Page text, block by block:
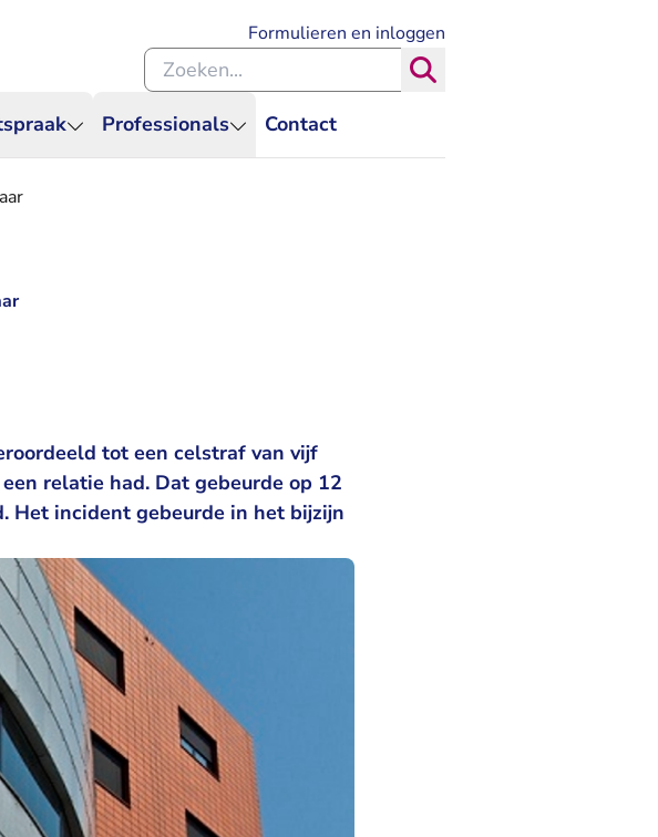
Professionals Contact
Formulieren en inloggen
Zoeken binnen de Rechtspraak
tot een celstraf van vijf
relatie had. Dat gebeurde op 12
Het incident gebeurde in het bijzijn